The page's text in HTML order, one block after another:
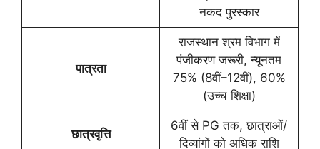
नकद पुरस्कार
पात्रता
राजस्थान श्रम विभाग में
पंजीकरण जरूरी, न्यूनतम
75% (8वीं–12वीं), 60%
(उच्च शिक्षा)
छात्रवृत्ति
6वीं से PG तक, छात्राओं/
दिव्यांगों को अधिक राशि